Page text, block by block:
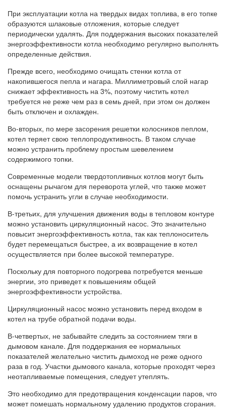
При эксплуатации котла на твердых видах топлива, в его топке
образуются шлаковые отложения, которые следует
периодически удалять. Для поддержания высоких показателей
энергоэффективности котла необходимо регулярно выполнять
определенные действия.
Прежде всего, необходимо очищать стенки котла от
накопившегося пепла и нагара. Миллиметровый слой нагар
снижает эффективность на 3%, поэтому чистить котел
требуется не реже чем раз в семь дней, при этом он должен
быть отключен и охлажден.
Во-вторых, по мере засорения решетки колосников пеплом,
котел теряет свою теплопродуктивность. В таком случае
можно устранить проблему простым шевелением
содержимого топки.
Современные модели твердотопливных котлов могут быть
оснащены рычагом для переворота углей, что также может
помочь устранить угли в случае необходимости.
В-третьих, для улучшения движения воды в тепловом контуре
можно установить циркуляционный насос. Это значительно
повысит энергоэффективность котла, так как теплоноситель
будет перемещаться быстрее, а их возвращение в котел
осуществляется при более высокой температуре.
Поскольку для повторного подогрева потребуется меньше
энергии, это приведет к повышениям общей
энергоэффективности устройства.
Циркуляционный насос можно установить перед входом в
котел на трубе обратной подачи воды.
В-четвертых, не забывайте следить за состоянием тяги в
дымовом канале. Для поддержания ее нормальных
показателей желательно чистить дымоход не реже одного
раза в год. Участки дымового канала, которые проходят через
неотапливаемые помещения, следует утеплять.
Это необходимо для предотвращения конденсации паров, что
может помешать нормальному удалению продуктов сгорания.